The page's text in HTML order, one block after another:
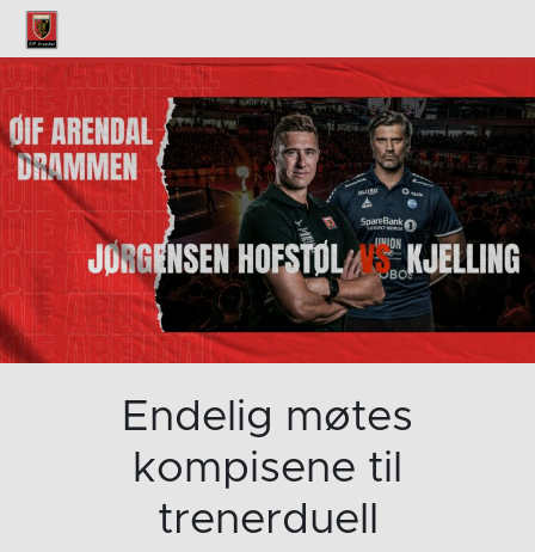
Endelig møtes
kompisene til
trenerduell